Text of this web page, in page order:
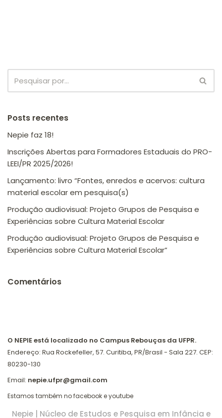
Posts recentes
Nepie faz 18!
Inscrições Abertas para Formadores Estaduais do PRO-
LEEI/PR 2025/2026!
Lançamento: livro “Fontes, enredos e acervos: cultura
material escolar em pesquisa(s)
Produção audiovisual: Projeto Grupos de Pesquisa e
Experiências sobre Cultura Material Escolar
Produção audiovisual: Projeto Grupos de Pesquisa e
Experiências sobre Cultura Material Escolar”
Comentários
O NEPIE está localizado no Campus Rebouças da UFPR.
Endereço: Rua Rockefeller, 57. Curitiba, PR/Brasil - Sala 227. CEP:
80230-130
Email: nepie.ufpr@gmail.com
Estamos também nofacebookeyoutube
Nepie | Núcleo de Estudos e Pesquisa em Infância e